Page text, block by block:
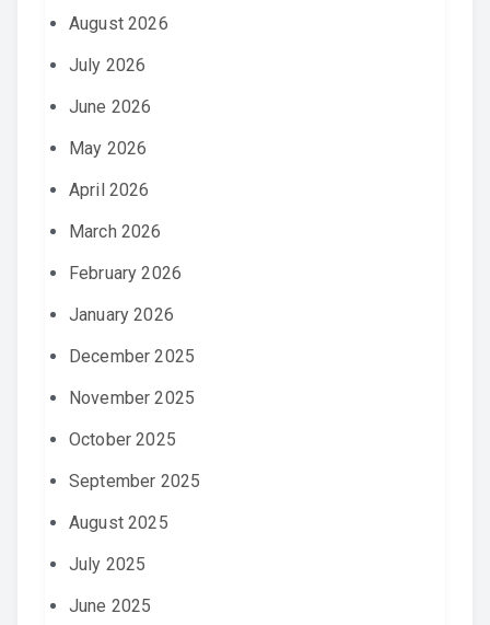
August 2026
July 2026
June 2026
May 2026
April 2026
March 2026
February 2026
January 2026
December 2025
November 2025
October 2025
September 2025
August 2025
July 2025
June 2025